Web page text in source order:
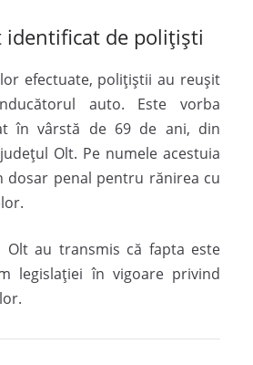
identificat de polițiști
efectuate, polițiștii au reușit
auto. Este vorba
în vârstă de 69 de ani, din
Olt. Pe numele acestuia
penal pentru rănirea cu
Olt au transmis că fapta este
legislației în vigoare privind